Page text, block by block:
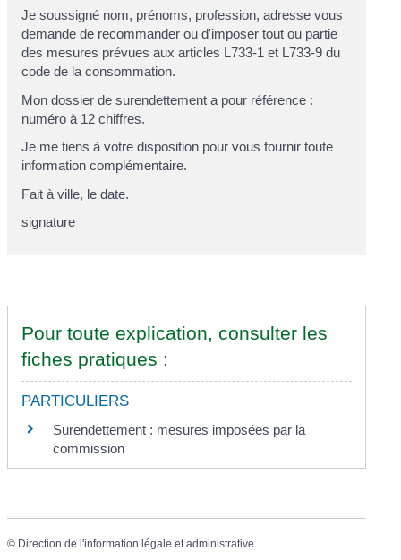
Je soussigné nom, prénoms, profession, adresse vous
demande de recommander ou d'imposer tout ou partie
des mesures prévues aux articles L733-1 et L733-9 du
code de la consommation.
Mon dossier de surendettement a pour référence :
numéro à 12 chiffres.
Je me tiens à votre disposition pour vous fournir toute
information complémentaire.
Fait àville, ledate.
signature
Pour toute explication, consulter les
fiches pratiques :
PARTICULIERS
Surendettement : mesures imposées par la
commission
© Direction de l'information légale et administrative